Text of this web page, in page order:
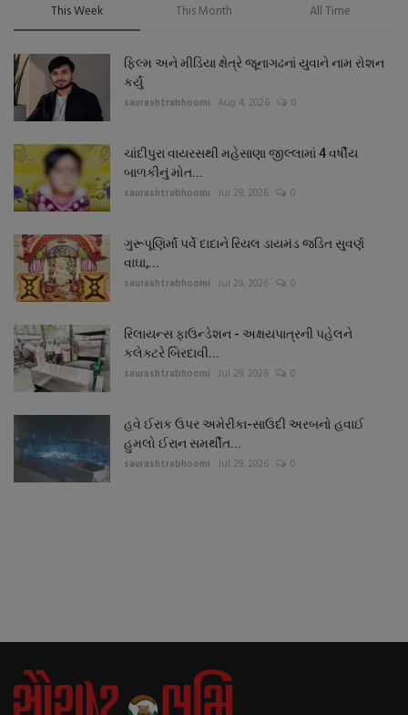
This Week This Month All Time
ફિલ્મ અને મીડિયા ક્ષેત્રે જૂનાગઢનાં યુવાને નામ રોશન
કર્યું
saurashtrabhoomi Aug 4, 2026 0
ચાંદીપુરા વાયરસથી મહેસાણા જીલ્લામાં 4 વર્ષીય
બાળકીનું મોત...
saurashtrabhoomi Jul 29, 2026 0
ગુરૂપૂણિર્માં પર્વે દાદાને રિયલ ડાયમંડ જડિત સુવર્ણ
વાઘા,...
saurashtrabhoomi Jul 29, 2026 0
રિલાયન્સ ફાઉન્ડેશન - અક્ષયપાત્રની પહેલને
કલેક્ટરે બિરદાવી...
saurashtrabhoomi Jul 29, 2026 0
હવે ઈરાક ઉપર અમેરીકા-સાઉદી અરબનો હવાઈ
હુમલો ઈરાન સમર્થીત...
saurashtrabhoomi Jul 29, 2026 0